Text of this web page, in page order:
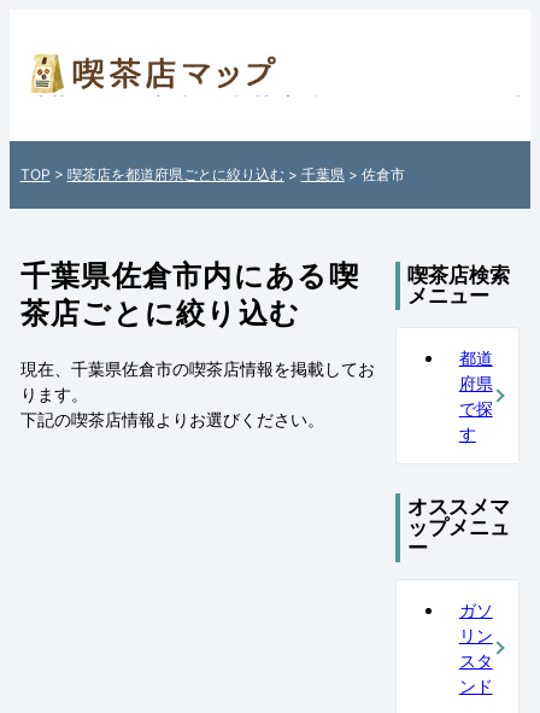
店を住所付きでご紹介！日本全国の喫茶店検
イト「喫茶店マップ」
TOP > 喫茶店を都道府県ごとに絞り込む> 千葉県 > 佐倉市
千葉県佐倉市内にある喫
茶店ごとに絞り込む
現在、千葉県佐倉市の喫茶店情報を掲載してお
ります。
下記の喫茶店情報よりお選びください。
喫茶店検索
メニュー
都道
府県
で探
す
オススメマ
ップメニュ
ー
ガソ
リン
スタ
ンド